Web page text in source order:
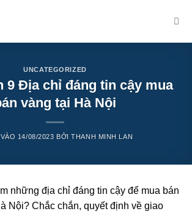
UNCATEGORIZED
9 Địa chỉ đáng tin cậy mua
vàng tại Hà Nội
14/08/2023 BỞITHANH MINH LAN
những địa chỉ đáng tin cậy để mua bán
Nội? Chắc chắn, quyết định về giao